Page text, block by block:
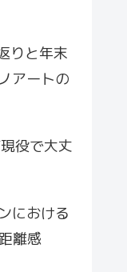
りと年末
アートの
役で大丈
における
離感